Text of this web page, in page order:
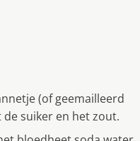
(of geemailleerd
suiker en het zout.